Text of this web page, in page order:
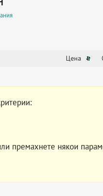
Цена
премахнете някои